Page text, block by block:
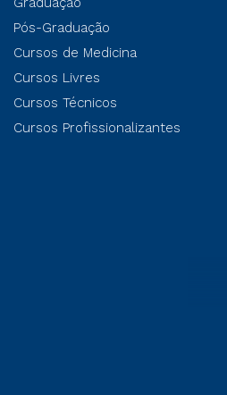
Pós-Graduação
Cursos de Medicina
Cursos Livres
Cursos Técnicos
Cursos Profissionalizantes